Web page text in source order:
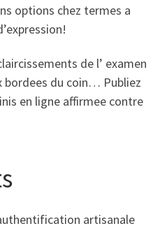
options chez termes a
de l’ examen
bordees du coin… Publiez
en ligne affirmee contre
artisanale